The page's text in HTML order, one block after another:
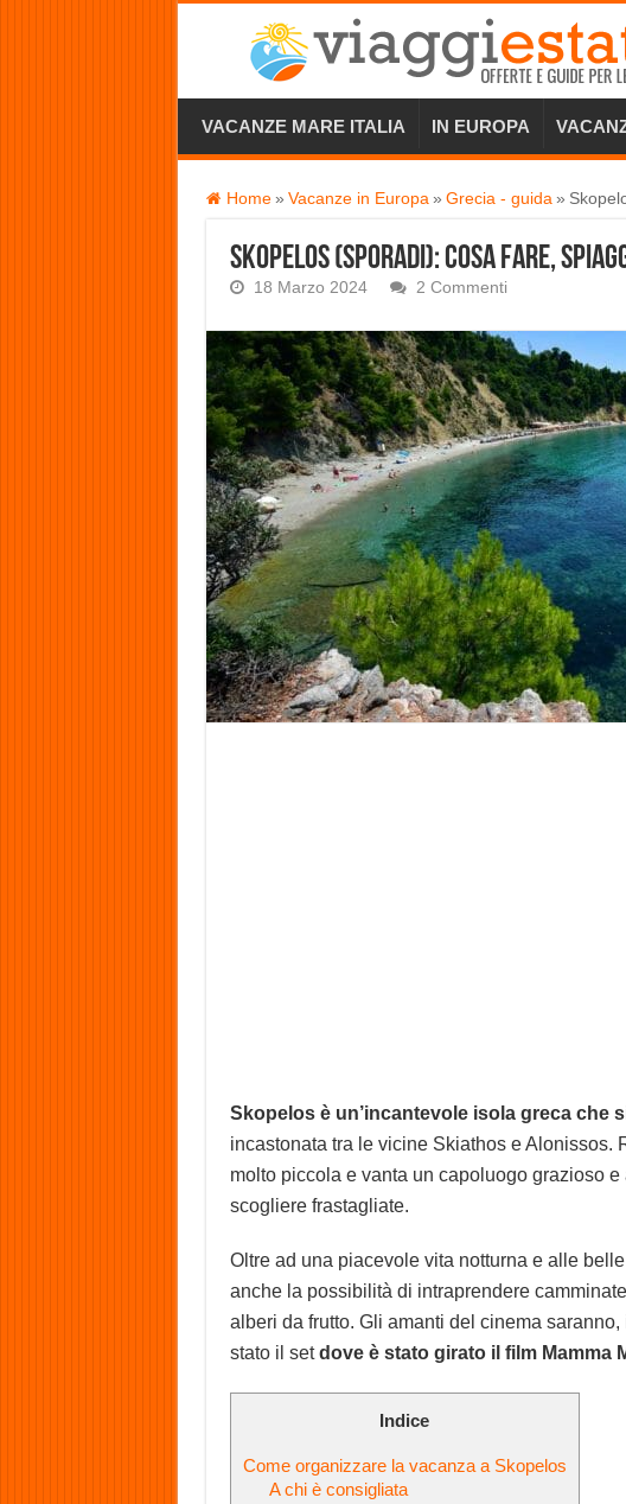
VACANZE MARE ITALIA IN EUROPA
Home » Vacanze in Europa » Grecia - guida »
Skopelos (Sporadi): cosa fare,
18 Marzo 2024 2 Commenti
Skopelos è un’incantevole isola greca che
incastonata tra le vicine Skiathos e Alonissos.
molto piccola e vanta un capoluogo grazioso
scogliere frastagliate.
Oltre ad una piacevole vita notturna e alle
anche la possibilità di intraprendere
alberi da frutto. Gli amanti del cinema
stato il setdove è stato girato il film Mamma
Indice
Come organizzare la vacanza a Skopelos
A chi è consigliata